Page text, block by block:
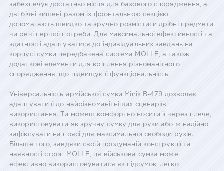
забезпечує достатньо місця для базового спорядження, а
дві бічні кишені разом із фронтальною секцією
допомагають швидко та зручно розмістити дрібні предмети
чи речі першої потреби. Для максимальної ефективності та
здатності адаптуватися до індивідуальних завдань на
корпусі сумки передбачена система MOLLE, а також
додаткові елементи для кріплення різноманітного
спорядження, що підвищує її функціональність.
Універсальність армійської сумки Minik B-479 дозволяє
адаптувати її до найрізноманітніших сценаріїв
використання. Ти можеш комфортно носити її через плече,
використовувати як зручну сумку для руки або ж надійно
зафіксувати на поясі для максимальної свободи рухів.
Більше того, завдяки своїй продуманій конструкції та
наявності строп MOLLE, ця військова сумка може
ефективно використовуватися як підсумок, легко